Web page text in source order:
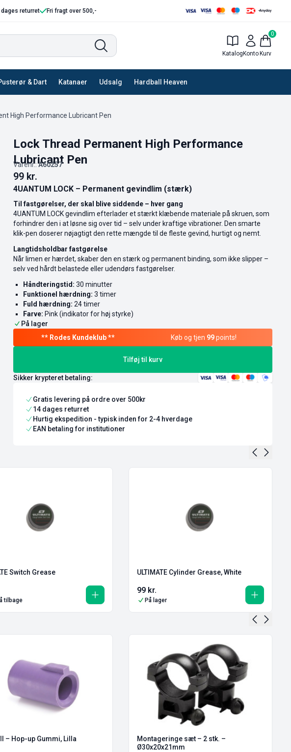
dages returret Fri fragt over 500,-
Katalog Konto
0
Kurv
& Dart Katanaer Udsalg Hardball Heaven
High Performance Lubricant Pen
Lock Thread Permanent High Performance
Lubricant Pen
Varenr.:A60257
99 kr.
4UANTUM LOCK – Permanent gevindlim (stærk)
Til fastgørelser, der skal blive siddende – hver gang
4UANTUM LOCK gevindlim efterlader et stærkt klæbende materiale på skruen, som
forhindrer den i at løsne sig over tid – selv under kraftige vibrationer. Den smarte
klik-pen doserer nøjagtigt den rette mængde til de fleste gevind, hurtigt og nemt.
Langtidsholdbar fastgørelse
Når limen er hærdet, skaber den en stærk og permanent binding, som ikke slipper –
selv ved hårdt belastede eller udendørs fastgørelser.
Håndteringstid: 30 minutter
Funktionel hærdning: 3 timer
Fuld hærdning: 24 timer
Farve: Pink (indikator for høj styrke)
På lager
Køb og tjen 99points!
Tilføj til kurv
Sikker krypteret betaling:
Gratis levering på ordre over 500kr
14 dages returret
Hurtig ekspedition - typisk inden for 2-4 hverdage
EAN betaling for institutioner
Switch Grease
tilbage
ULTIMATE Cylinder Grease, White
99 kr.
På lager
– Hop-up Gummi, Lilla
Montageringe sæt – 2 stk. –
Ø30x20x21mm